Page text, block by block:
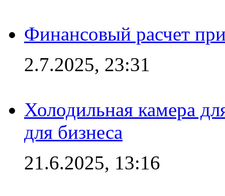
Финансовый расчет
2.7.2025, 23:31
Холодильная камера
для бизнеса
21.6.2025, 13:16